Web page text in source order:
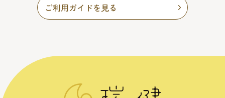
ご利用ガイドを見る